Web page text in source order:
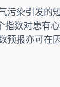
染引发
数对患
报亦可在